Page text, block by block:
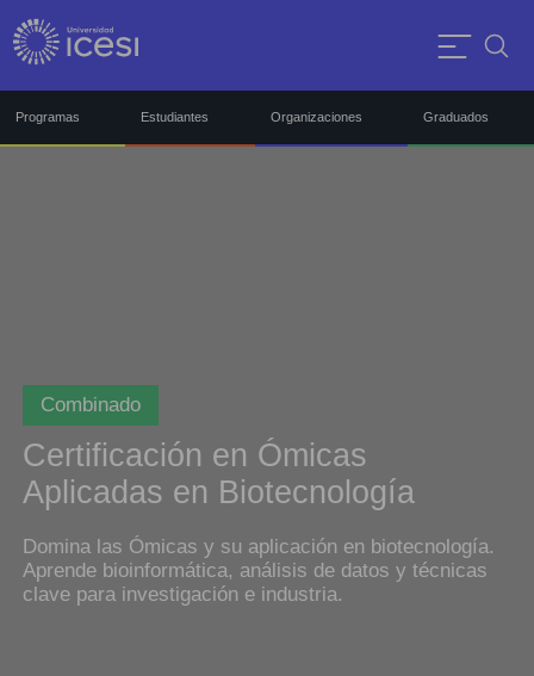
Programas Estudiantes Organizaciones Graduados
Combinado
Certificación en Ómicas
Aplicadas en Biotecnología
Domina las Ómicas y su aplicación en biotecnología.
Aprende bioinformática, análisis de datos y técnicas
clave para investigación e industria.